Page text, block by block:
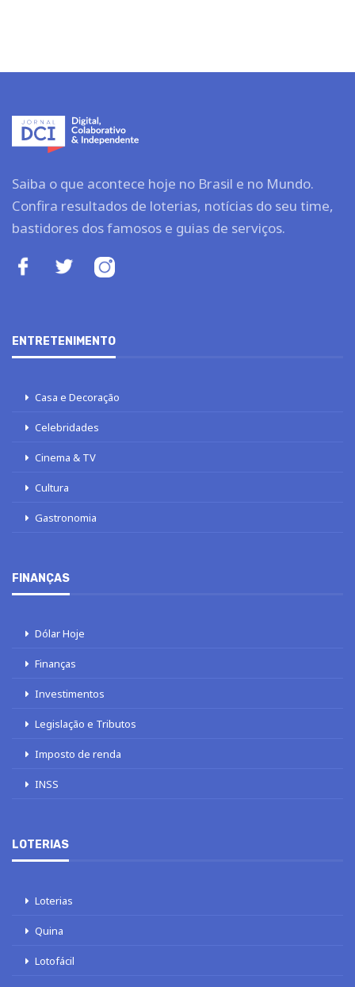
Saiba o que acontece hoje no Brasil e no Mundo.
Confira resultados de loterias, notícias do seu time,
bastidores dos famosos e guias de serviços.
ENTRETENIMENTO
Casa e Decoração
Celebridades
Cinema & TV
Cultura
Gastronomia
FINANÇAS
Dólar Hoje
Finanças
Investimentos
Legislação e Tributos
Imposto de renda
INSS
LOTERIAS
Loterias
Quina
Lotofácil